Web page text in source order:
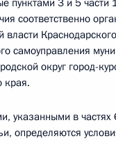
пунктами 3 и 5 части
соответственно
власти
самоуправления
округ город-
края.
указанными в частях
определяются